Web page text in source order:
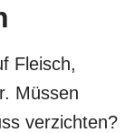
Fleisch,
Müssen
verzichten?